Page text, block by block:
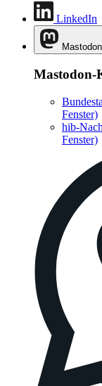
LinkedIn
Mastodon
Mastodon-
Fenster)
hib-
Fenster)